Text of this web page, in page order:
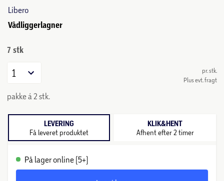
Libero
Vådliggerlagner
7 stk
pr. stk.
Plus evt. fragt
1
pakke á 2 stk.
LEVERING
Få leveret produktet
KLIK&HENT
Afhent efter 2 timer
På lager online (5+)